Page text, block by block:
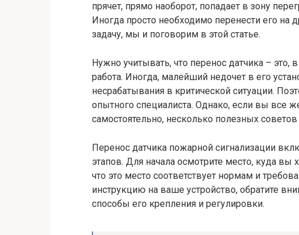
прячет, прямо наоборот, попадает в зону
Иногда просто необходимо перенести его на
задачу, мы и поговорим в этой статье.
Нужно учитывать, что перенос датчика –
работа. Иногда, малейший недочет в его
несрабатывания в критической ситуации.
опытного специалиста. Однако, если вы все
самостоятельно, несколько полезных
Перенос датчика пожарной сигнализации
этапов. Для начала осмотрите место, куда вы
что это место соответствует нормам и
инструкцию на ваше устройство, обратите
способы его крепления и регулировки.